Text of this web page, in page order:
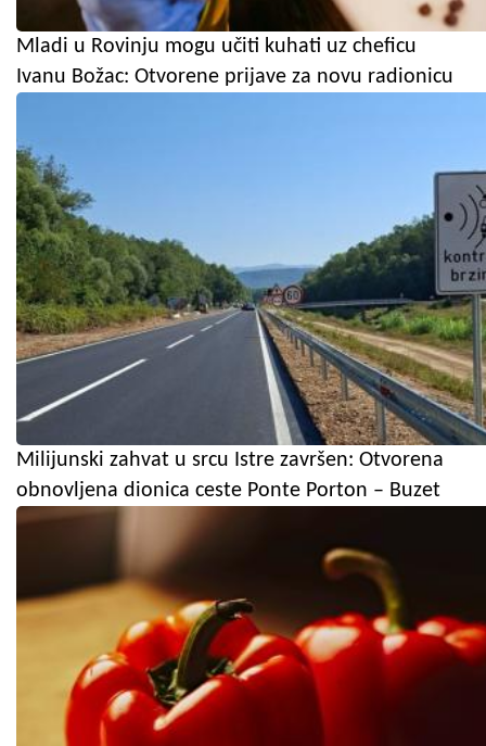
Mladi u Rovinju mogu učiti kuhati uz cheficu
Ivanu Božac: Otvorene prijave za novu radionicu
Milijunski zahvat u srcu Istre završen: Otvorena
obnovljena dionica ceste Ponte Porton – Buzet